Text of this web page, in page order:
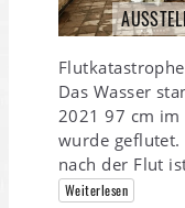
Das Wasser
2021 97 cm im
wurde geflutet.
nach der Flut
Weiterlesen